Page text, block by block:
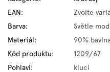
EAN:
Zvolte
Barva:
Světle
Materiál:
90%
Kód produktu:
1209/67
Pohlaví: kluci